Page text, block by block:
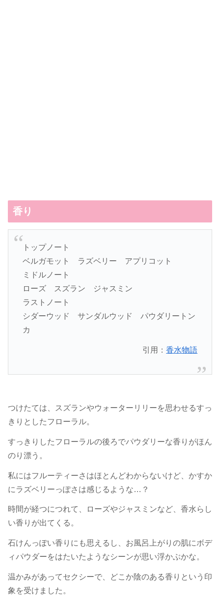
香り
トップノート
ベルガモット ラズベリー アプリコット
ミドルノート
ローズ スズラン ジャスミン
ラストノート
シダーウッド サンダルウッド パウダリートン
カ
引用：香水物語
つけたては、スズランやウォーターリリーを思わせるすっ
きりとしたフローラル。
すっきりしたフローラルの後ろでパウダリーな香りがほん
のり漂う。
私にはフルーティーさはほとんどわからないけど、かすか
にラズベリーっぽさは感じるような…？
時間が経つにつれて、ローズやジャスミンなど、香水らし
い香りが出てくる。
石けんっぽい香りにも思えるし、お風呂上がりの肌にボデ
ィパウダーをはたいたようなシーンが思い浮かぶかな。
温かみがあってセクシーで、どこか陰のある香りという印
象を受けました。